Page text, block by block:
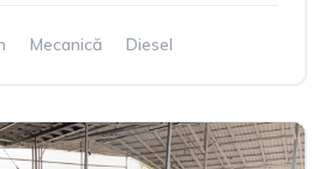
Mecanică
Diesel